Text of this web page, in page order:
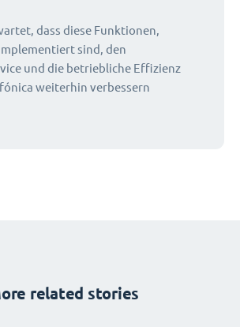
dass diese Funktionen,
sind, den
und die betriebliche Effizienz
weiterhin verbessern
related stories